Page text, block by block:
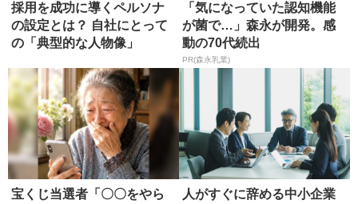
採用を成功に導くペルソナ
の設定とは？ 自社にとって
の「典型的な人物像」
「気になっていた認知機能
が菌で…」森永が開発。感
動の70代続出
PR(森永乳業)
宝くじ当選者「〇〇をやら
人がすぐに辞める中小企業